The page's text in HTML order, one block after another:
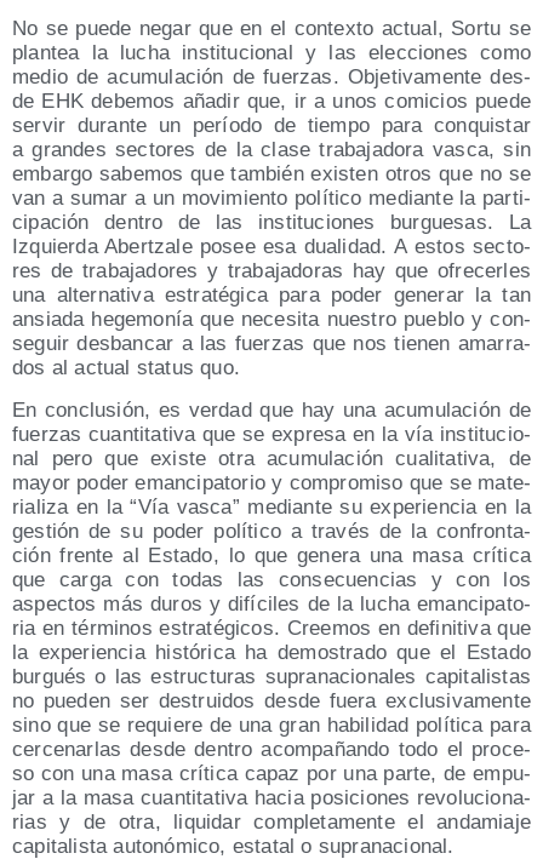
No se pue­de negar que en el con­tex­to actual, Sor­tu se
plan­tea la lucha ins­ti­tu­cio­nal y las elec­cio­nes como
medio de acu­mu­la­ción de fuer­zas. Obje­ti­va­men­te des­
de EHK debe­mos aña­dir que, ir a unos comi­cios pue­de
ser­vir duran­te un perío­do de tiem­po para con­quis­tar
a gran­des sec­to­res de la cla­se tra­ba­ja­do­ra vas­ca, sin
embar­go sabe­mos que tam­bién exis­ten otros que no se
van a sumar a un movi­mien­to polí­ti­co median­te la par­ti­
ci­pa­ción den­tro de las ins­ti­tu­cio­nes bur­gue­sas. La
Izquier­da Aber­tza­le posee esa dua­li­dad. A estos sec­to­
res de tra­ba­ja­do­res y tra­ba­ja­do­ras hay que ofre­cer­les
una alter­na­ti­va estra­té­gi­ca para poder gene­rar la tan
ansia­da hege­mo­nía que nece­si­ta nues­tro pue­blo y con­
se­guir des­ban­car a las fuer­zas que nos tie­nen ama­rra­
dos al actual sta­tus quo.
En con­clu­sión, es ver­dad que hay una acu­mu­la­ción de
fuer­zas cuan­ti­ta­ti­va que se expre­sa en la vía ins­ti­tu­cio­
nal pero que exis­te otra acu­mu­la­ción cua­li­ta­ti­va, de
mayor poder eman­ci­pa­to­rio y com­pro­mi­so que se mate­
ria­li­za en la “Vía vas­ca” median­te su expe­rien­cia en la
ges­tión de su poder polí­ti­co a tra­vés de la con­fron­ta­
ción fren­te al Esta­do, lo que gene­ra una masa crí­ti­ca
que car­ga con todas las con­se­cuen­cias y con los
aspec­tos más duros y difí­ci­les de la lucha eman­ci­pa­to­
ria en tér­mi­nos estra­té­gi­cos. Cree­mos en defi­ni­ti­va que
la expe­rien­cia his­tó­ri­ca ha demos­tra­do que el Esta­do
bur­gués o las estruc­tu­ras supra­na­cio­na­les capi­ta­lis­tas
no pue­den ser des­trui­dos des­de fue­ra exclu­si­va­men­te
sino que se requie­re de una gran habi­li­dad polí­ti­ca para
cer­ce­nar­las des­de den­tro acom­pa­ñan­do todo el pro­ce­
so con una masa crí­ti­ca capaz por una par­te, de empu­
jar a la masa cuan­ti­ta­ti­va hacia posi­cio­nes revo­lu­cio­na­
rias y de otra, liqui­dar com­ple­ta­men­te el anda­mia­je
capi­ta­lis­ta auto­nó­mi­co, esta­tal o supranacional.